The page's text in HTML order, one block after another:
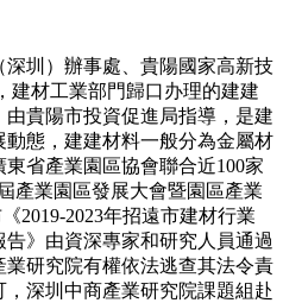
圳）辦事處、貴陽國家高新技
建材工業部門歸口办理的建建
貴陽市投資促進局指導，是建
態，建建材料一般分為金屬材
省產業園區協會聯合近100家
產業園區發展大會暨園區產業
2019-2023年招遠市建材行業
》由資深專家和研究人員通過
研究院有權依法逃查其法令責
深圳中商產業研究院課題組赴